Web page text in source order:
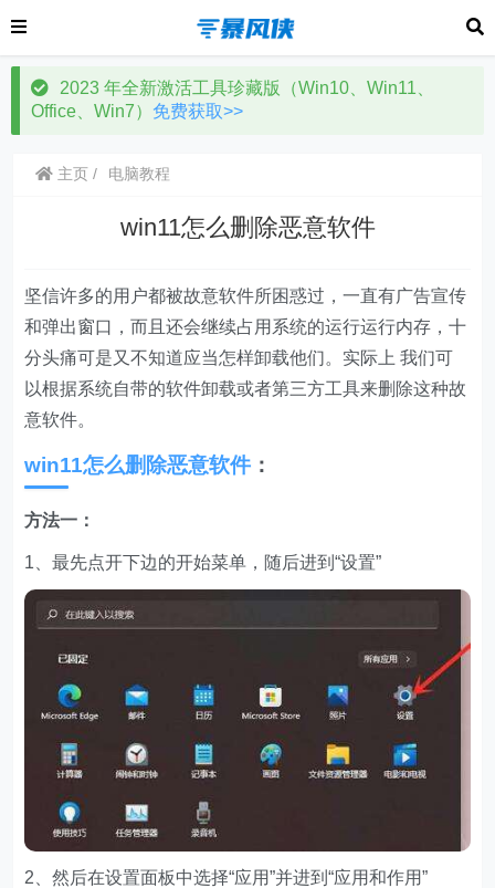
2023 年全新激活工具珍藏版（Win10、Win11、
Office、Win7） 免费获取>>
主页 电脑教程
win11怎么删除恶意软件
坚信许多的用户都被故意软件所困惑过，一直有广告宣传
和弹出窗口，而且还会继续占用系统的运行运行内存，十
分头痛可是又不知道应当怎样卸载他们。实际上 我们可
以根据系统自带的软件卸载或者第三方工具来删除这种故
意软件。
win11怎么删除恶意软件 ：
方法一：
1、最先点开下边的开始菜单，随后进到“设置”
2、然后在设置面板中选择“应用”并进到“应用和作用”